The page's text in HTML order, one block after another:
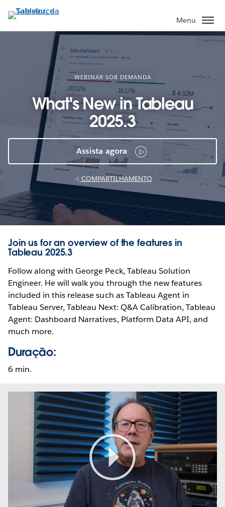
Pular
para
o
Menu
WEBINAR SOB DEMANDA
What's New in Tableau
2025.3
Assista agora
COMPARTILHAMENTO
Join us for an overview of the features in
Tableau 2025.3
Follow along with George Peck, Tableau Solution
Engineer. He will walk you through the new features
included in this release such as Tableau Agent in
Tableau Server, Tableau Next: Q&A Calibration, Tableau
Agent: Dashboard Narratives, Platform Data API, and
much more.
Duração:
6 min.
Play